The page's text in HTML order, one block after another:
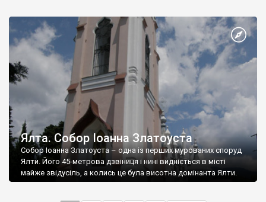
Ялта. Собор Іоанна Златоуста
Собор Іоанна Златоуста – одна із перших мурованих споруд
Ялти. Його 45-метрова дзвіниця і нині видніється в місті
майже звідусіль, а колись це була висотна домінанта Ялти.